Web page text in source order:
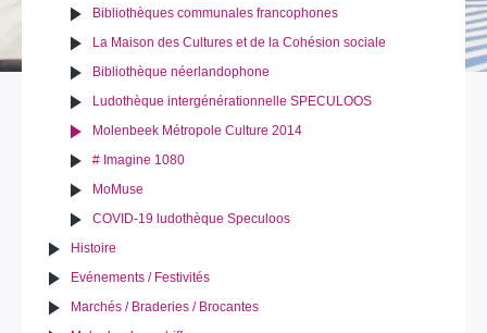
Bibliothèques communales francophones
La Maison des Cultures et de la Cohésion sociale
Bibliothèque néerlandophone
Ludothèque intergénérationnelle SPECULOOS
Molenbeek Métropole Culture 2014
# Imagine 1080
MoMuse
COVID-19 ludothèque Speculoos
Histoire
Evénements / Festivités
Marchés / Braderies / Brocantes